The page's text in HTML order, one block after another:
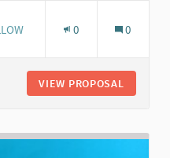
0 0
VIEW PROPOSAL